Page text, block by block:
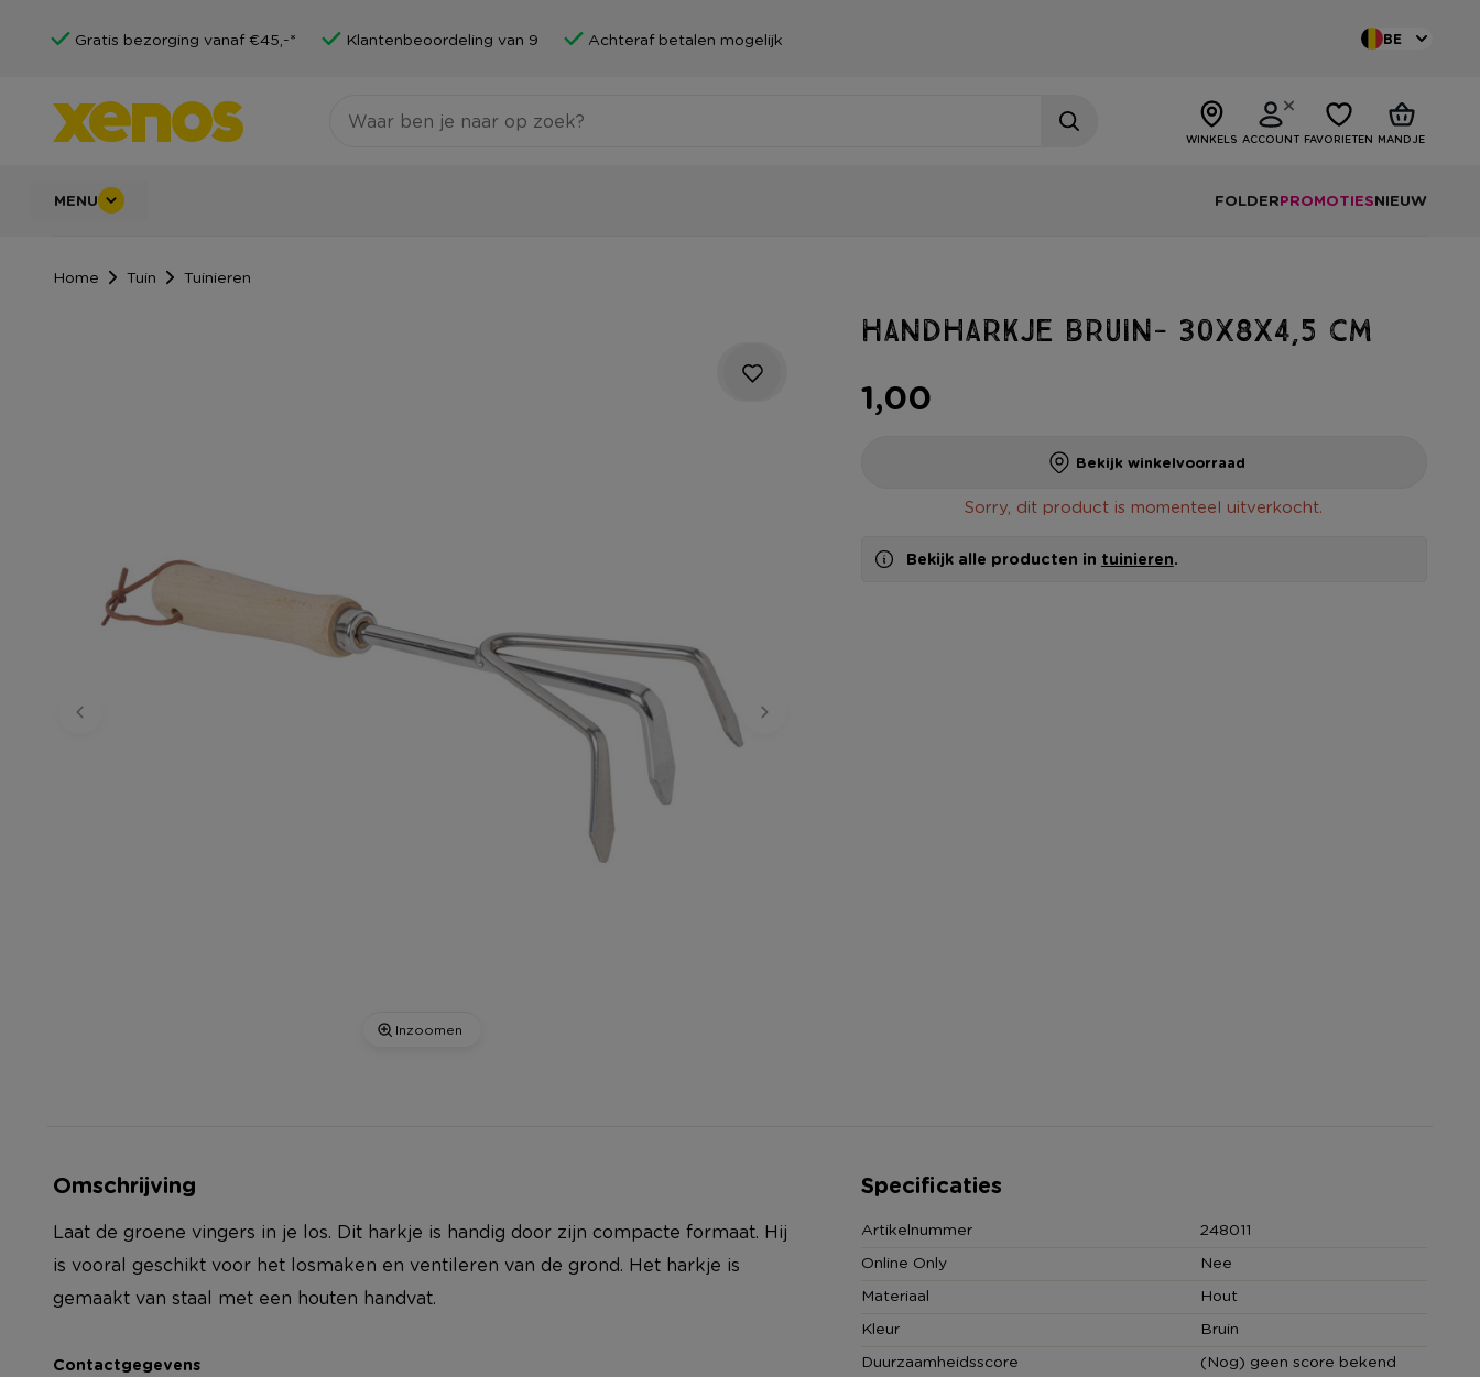
Gratis bezorging vanaf €45,-* Klantenbeoordeling van 9 Achteraf betalen mogelijk BE
WINKELS ACCOUNT FAVORIETEN MANDJE
MENU FOLDERPROMOTIESNIEUW
Home Tuin Tuinieren
Inzoomen
Handharkje bruin- 30x8x4,5 cm
1,00
Bekijk winkelvoorraad
Sorry, dit product is momenteel uitverkocht.
Bekijk alle producten in tuinieren.
Omschrijving
Laat de groene vingers in je los. Dit harkje is handig door zijn compacte formaat. Hij
is vooral geschikt voor het losmaken en ventileren van de grond. Het harkje is
gemaakt van staal met een houten handvat.
Contactgegevens
Specificaties
Artikelnummer
248011
Online Only
Nee
Materiaal
Hout
Kleur
Bruin
Duurzaamheidsscore
(Nog) geen score bekend